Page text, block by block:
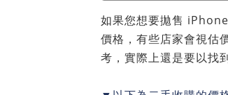
如果您想要拋售
價格，有些店家會視估
考，實際上還是要以找